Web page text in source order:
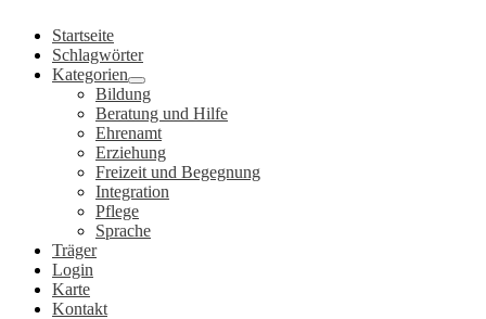
Inhalt
springen
Startseite
Schlagwörter
Kategorien
Bildung
Beratung und Hilfe
Ehrenamt
Erziehung
Freizeit und Begegnung
Integration
Pflege
Sprache
Träger
Login
Karte
Kontakt